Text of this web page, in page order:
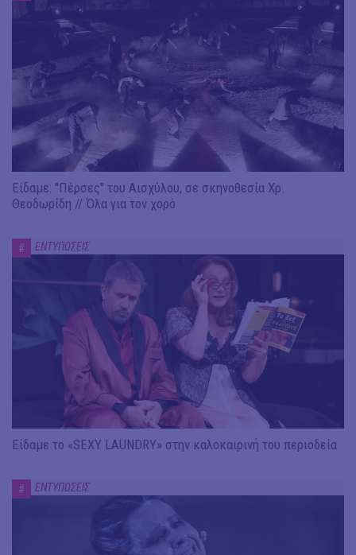
Είδαμε: "Πέρσες" του Αισχύλου, σε σκηνοθεσία Χρ.
Θεοδωρίδη // Όλα για τον χορό
# ΕΝΤΥΠΩΣΕΙΣ
Είδαμε το «SEXY LAUNDRY» στην καλοκαιρινή του περιοδεία
# ΕΝΤΥΠΩΣΕΙΣ